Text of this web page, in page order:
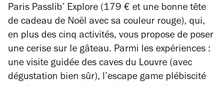
Paris Passlib’ Explore (179 € et une bonne tête
de cadeau de Noël avec sa couleur rouge), qui,
en plus des cinq activités, vous propose de poser
une cerise sur le gâteau. Parmi les expériences :
une visite guidée des caves du Louvre (avec
dégustation bien sûr), l’escape game plébiscité